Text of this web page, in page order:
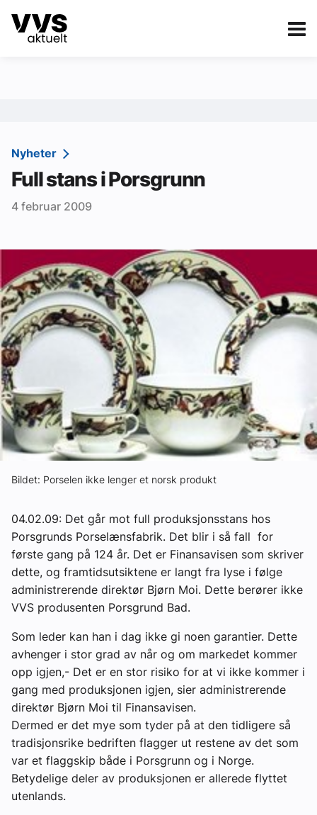
Kategorier
Sanitær
Ventilasjon
Varme og energi
Vann og avløp
Aktuelle prosjekter
Om VVS Aktuelt
Kontakt oss:
Abonner på fagbladet Byggfakta Nyheter
Annonsere i VVS Aktuelt
Kontakt oss
Tips oss
eBlad
Nyheter
Full stans i Porsgrunn
4 februar 2009
Bildet: Porselen ikke lenger et norsk produkt
04.02.09: Det går mot full produksjonsstans hos
Porsgrunds Porselænsfabrik. Det blir i så fall for
første gang på 124 år. Det er Finansavisen som skriver
dette, og framtidsutsiktene er langt fra lyse i følge
administrerende direktør Bjørn Moi. Dette berører ikke
VVS produsenten Porsgrund Bad.
Som leder kan han i dag ikke gi noen garantier. Dette
avhenger i stor grad av når og om markedet kommer
opp igjen,- Det er en stor risiko for at vi ikke kommer i
gang med produksjonen igjen, sier administrerende
direktør Bjørn Moi til Finansavisen.
Dermed er det mye som tyder på at den tidligere så
tradisjonsrike bedriften flagger ut restene av det som
var et flaggskip både i Porsgrunn og i Norge.
Betydelige deler av produksjonen er allerede flyttet
utenlands.